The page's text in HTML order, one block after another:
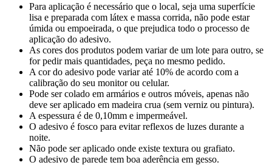
Para aplicação é necessário que o local, seja uma superfície
lisa e preparada com látex e massa corrida, não pode estar
úmida ou empoeirada, o que prejudica todo o processo de
aplicação do adesivo.
As cores dos produtos podem variar de um lote para outro, se
for pedir mais quantidades, peça no mesmo pedido.
A cor do adesivo pode variar até 10% de acordo com a
calibração do seu monitor ou celular.
Pode ser colado em armários e outros móveis, apenas não
deve ser aplicado em madeira crua (sem verniz ou pintura).
A espessura é de 0,10mm e impermeável.
O adesivo é fosco para evitar reflexos de luzes durante a
noite.
Não pode ser aplicado onde existe textura ou grafiato.
O adesivo de parede tem boa aderência em gesso.